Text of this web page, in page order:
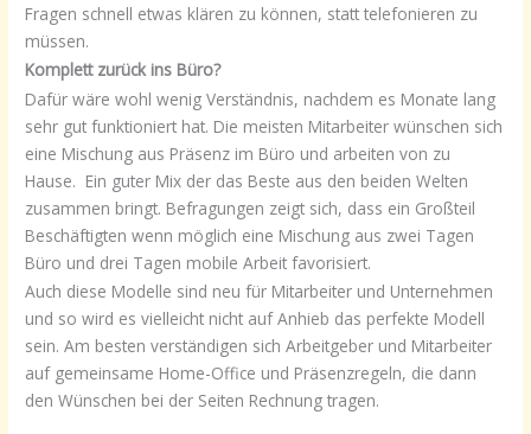
Fragen schnell etwas klären zu können, statt telefonieren zu
müssen.
Komplett zurück ins Büro?
Dafür wäre wohl wenig Verständnis, nachdem es Monate lang
sehr gut funktioniert hat. Die meisten Mitarbeiter wünschen sich
eine Mischung aus Präsenz im Büro und arbeiten von zu
Hause. Ein guter Mix der das Beste aus den beiden Welten
zusammen bringt. Befragungen zeigt sich, dass ein Großteil
Beschäftigten wenn möglich eine Mischung aus zwei Tagen
Büro und drei Tagen mobile Arbeit favorisiert.
Auch diese Modelle sind neu für Mitarbeiter und Unternehmen
und so wird es vielleicht nicht auf Anhieb das perfekte Modell
sein. Am besten verständigen sich Arbeitgeber und Mitarbeiter
auf gemeinsame Home-Office und Präsenzregeln, die dann
den Wünschen bei der Seiten Rechnung tragen.